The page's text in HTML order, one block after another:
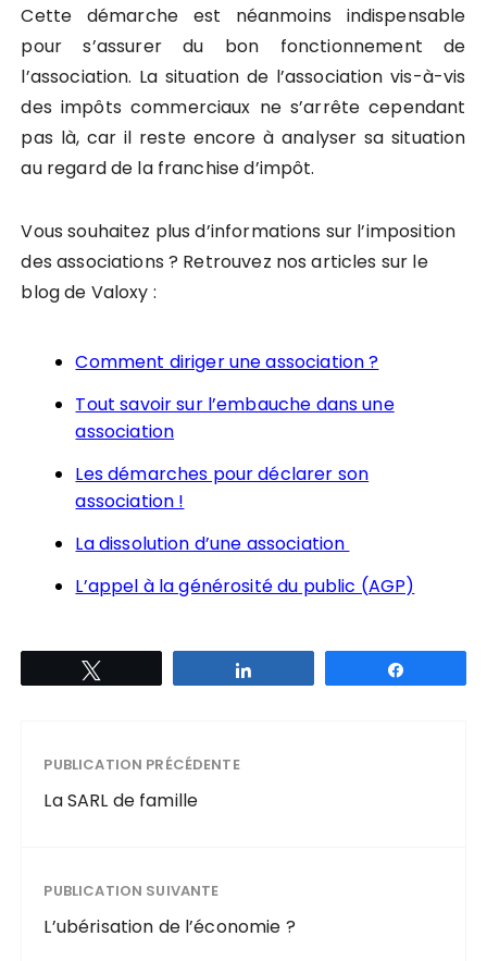
Cette démarche est néanmoins indispensable
pour s’assurer du bon fonctionnement de
l’association. La situation de l’association vis-à-vis
des impôts commerciaux ne s’arrête cependant
pas là, car il reste encore à analyser sa situation
au regard de la franchise d’impôt.
Vous souhaitez plus d’informations sur l’imposition
des associations ? Retrouvez nos articles sur le
blog de Valoxy :
Comment diriger une association ?
Tout savoir sur l’embauche dans une
association
Les démarches pour déclarer son
association !
La dissolution d’une association
L’appel à la générosité du public (AGP)
PUBLICATION PRÉCÉDENTE
La SARL de famille
PUBLICATION SUIVANTE
L’ubérisation de l’économie ?